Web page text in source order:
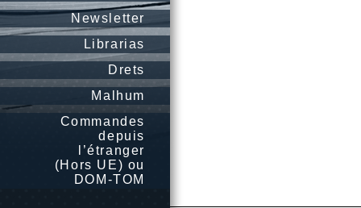
Newsletter
Librarias
Drets
Malhum
Commandes
depuis
l’étranger
(Hors UE) ou
DOM-TOM